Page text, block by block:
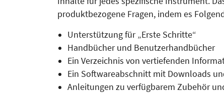
produktbezogene Fragen, indem es
Unterstützung für „Erste Schritte“
Handbücher und Benutzerhandbücher
Ein Verzeichnis von vertiefenden
Ein Softwareabschnitt mit Downloads
Anleitungen zu verfügbarem Zubehör